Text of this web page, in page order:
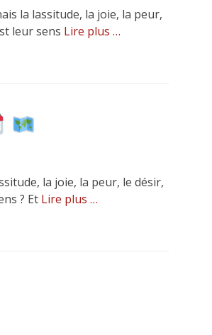
la lassitude, la joie, la peur,
leur sens Lire plus …
la joie, la peur, le désir,
? Et Lire plus …